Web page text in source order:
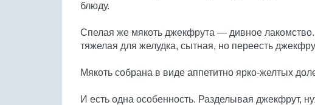
блюду.
Спелая же мякоть джекфрута — дивное
тяжелая для желудка, сытная, но переесть
Мякоть собрана в виде аппетитно ярко-желтых
И есть одна особенность. Разделывая джекфрут,